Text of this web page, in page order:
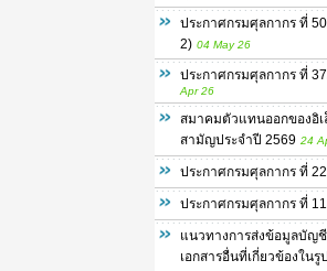
ประกาศกรมศุลกากร ที่
2) 04 May 26
ประกาศกรมศุลกากร ที่
Apr 26
สมาคมตัวแทนออกของอิ
สามัญประจำปี 2569 24
ประกาศกรมศุลกากร ที่
ประกาศกรมศุลกากร ที่
แนวทางการส่งข้อมูลบัญ
เอกสารอื่นที่เกี่ยวข้องใน